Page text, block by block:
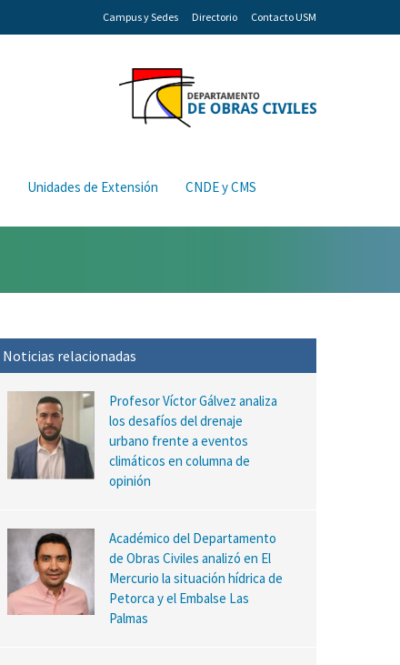
Campus y Sedes Directorio Contacto USM
Unidades de Extensión CNDE y CMS
Noticias relacionadas
Profesor Víctor Gálvez analiza
los desafíos del drenaje
urbano frente a eventos
climáticos en columna de
opinión
Académico del Departamento
de Obras Civiles analizó en El
Mercurio la situación hídrica de
Petorca y el Embalse Las
Palmas